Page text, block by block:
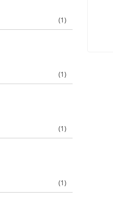
(1)
(1)
(1)
(1)